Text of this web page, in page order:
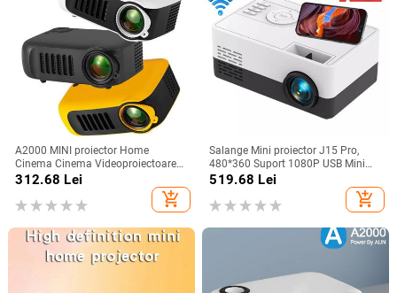
A2000 MINI proiector Home
Cinema Cinema Videoproiectoare
portabile 3D LED Videoproiector
pentru jocuri Laser Beamer 4K
1080P Via HD Port Smart TV BOX
312.68 Lei
add_shopping_cart
Salange Mini proiector J15 Pro,
480*360 Suport 1080P USB Mini
Beamer pentru telefon Smartphone
Home Theatre Cadou pentru copii
PK YG300
519.68 Lei
add_shopping_cart